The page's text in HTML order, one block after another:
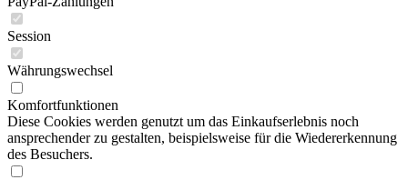
Session
Währungswechsel
Komfortfunktionen
Diese Cookies werden genutzt um das Einkaufserlebnis noch
ansprechender zu gestalten, beispielsweise für die Wiedererkennung
des Besuchers.